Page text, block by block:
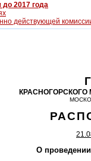
2017 года
действующей
О